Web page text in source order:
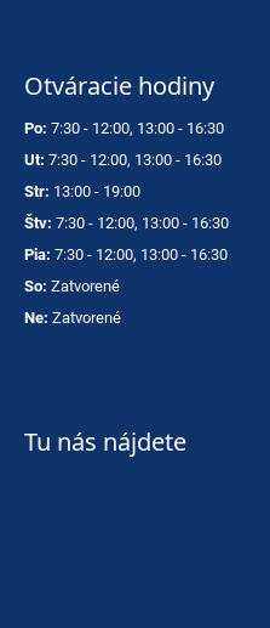
Otváracie hodiny
Po: 7:30 - 12:00, 13:00 - 16:30
Ut: 7:30 - 12:00, 13:00 - 16:30
Str: 13:00 - 19:00
Štv: 7:30 - 12:00, 13:00 - 16:30
Pia: 7:30 - 12:00, 13:00 - 16:30
So: Zatvorené
Ne: Zatvorené
Tu nás nájdete